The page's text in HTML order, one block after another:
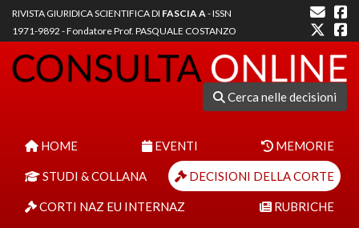
RIVISTA GIURIDICA SCIENTIFICA DI FASCIA A- ISSN
1971-9892 - Fondatore Prof. PASQUALE COSTANZO
Cerca nelle decisioni
HOME EVENTI MEMORIE
STUDI & COLLANA DECISIONI DELLA CORTE
CORTI NAZ EU INTERNAZ RUBRICHE